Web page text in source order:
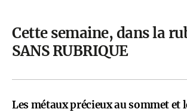
Cette semaine, dans la
SANS RUBRIQUE
Les métaux précieux au sommet et